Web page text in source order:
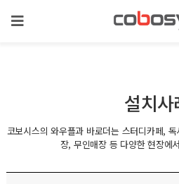
설치사
코보시스의 와우플과 바로더는 스터디카페,
장, 무인매장 등 다양한 현장에